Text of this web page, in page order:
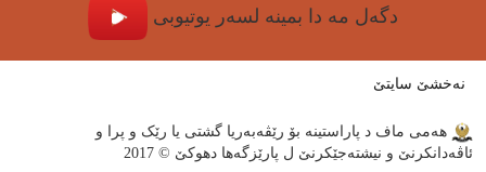
دگه‌ل مه‌ دا بمینه‌ لسه‌ر یوتیوبی
نەخشێ سایتێ
هه‌مى ماف د پاراستینه‌ بۆ رێڤه‌به‌ریا گشتى یا رێک و پرا و
ئاڤه‌دانکرنێ و نیشته‌جێكرنێ ل پارێزگه‌ها دهوکێ © 2017